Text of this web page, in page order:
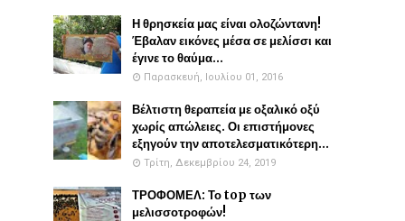
Η θρησκεία μας είναι ολοζώντανη!
Έβαλαν εικόνες μέσα σε μελίσσι και
έγινε το θαύμα...
Παρασκευή, Ιουλίου 01, 2016
Βέλτιστη θεραπεία με οξαλικό οξύ
χωρίς απώλειες. Οι επιστήμονες
εξηγούν την αποτελεσματικότερη...
Τρίτη, Δεκεμβρίου 24, 2019
ΤΡΟΦΟΜΕΛ: Το top των
μελισσοτροφών!